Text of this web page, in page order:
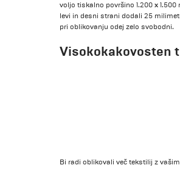
voljo tiskalno površino 1.200 x
levi in desni strani dodali 25
pri oblikovanju odej zelo svobodni.
Visokokakovosten
Bi radi oblikovali več tekstilij z